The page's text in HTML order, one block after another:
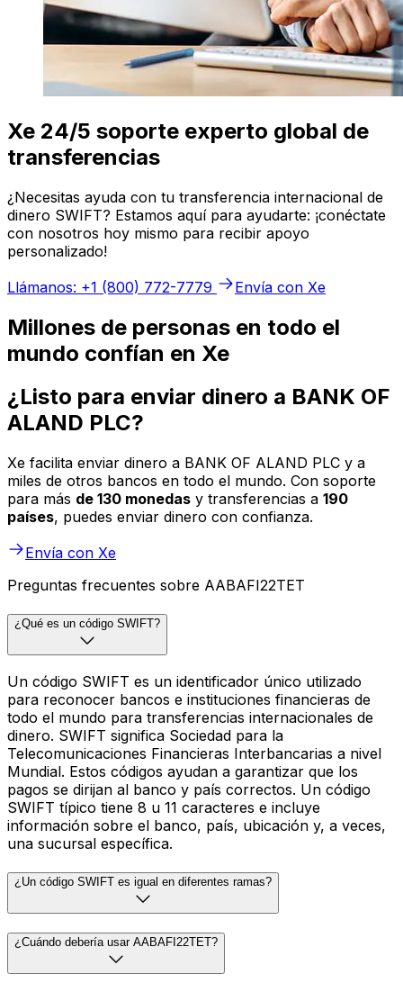
Xe 24/5 soporte experto global de
transferencias
¿Necesitas ayuda con tu transferencia internacional de
dinero SWIFT? Estamos aquí para ayudarte: ¡conéctate
con nosotros hoy mismo para recibir apoyo
personalizado!
Llámanos: +1 (800) 772-7779
Envía con Xe
Millones de personas en todo el
mundo confían en Xe
¿Listo para enviar dinero a BANK OF
ALAND PLC?
Xe facilita enviar dinero a BANK OF ALAND PLC y a
miles de otros bancos en todo el mundo. Con soporte
para más de 130 monedas y transferencias a 190
países, puedes enviar dinero con confianza.
Envía con Xe
Preguntas frecuentes sobre AABAFI22TET
¿Qué es un código SWIFT?
Un código SWIFT es un identificador único utilizado
para reconocer bancos e instituciones financieras de
todo el mundo para transferencias internacionales de
dinero. SWIFT significa Sociedad para la
Telecomunicaciones Financieras Interbancarias a nivel
Mundial. Estos códigos ayudan a garantizar que los
pagos se dirijan al banco y país correctos. Un código
SWIFT típico tiene 8 u 11 caracteres e incluye
información sobre el banco, país, ubicación y, a veces,
una sucursal específica.
¿Un código SWIFT es igual en diferentes ramas?
¿Cuándo debería usar AABAFI22TET?